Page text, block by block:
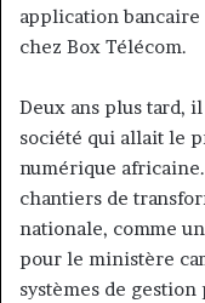
application bancaire
chez Box Télécom.
Deux ans plus tard,
société qui allait le
numérique
chantiers de
nationale, comme
pour le ministère
systèmes de